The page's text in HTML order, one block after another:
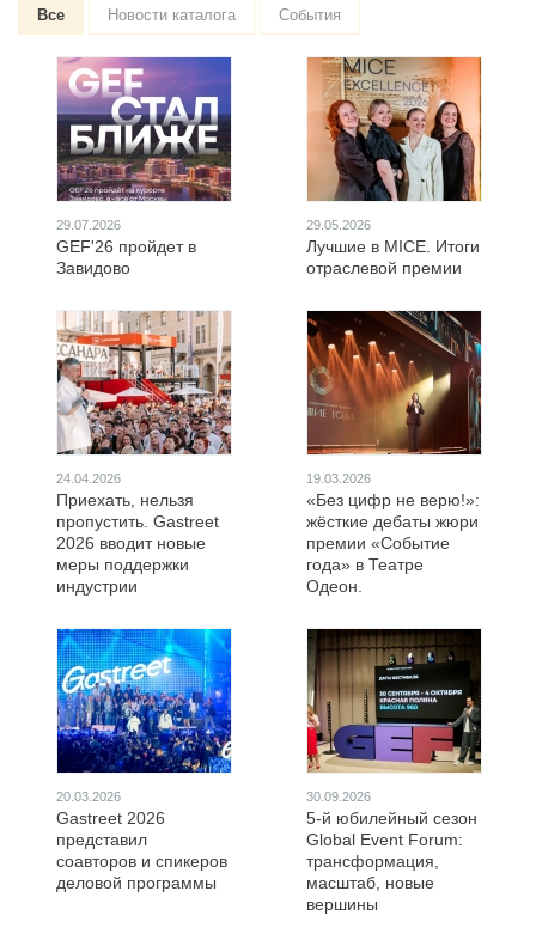
Все Новости каталога События
29.07.2026
GEF'26 пройдет в
Завидово
29.05.2026
Лучшие в MICE. Итоги
отраслевой премии
24.04.2026
Приехать, нельзя
пропустить. Gastreet
2026 вводит новые
меры поддержки
индустрии
19.03.2026
«Без цифр не верю!»:
жёсткие дебаты жюри
премии «Событие
года» в Театре
Одеон.
20.03.2026
Gastreet 2026
представил
соавторов и спикеров
деловой программы
30.09.2026
5-й юбилейный сезон
Global Event Forum:
трансформация,
масштаб, новые
вершины